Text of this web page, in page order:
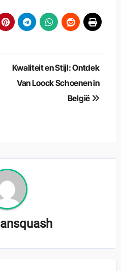
Kwaliteit en Stijl: Ontdek
Van Loock Schoenen in
België